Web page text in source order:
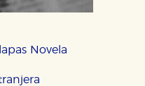
Novela